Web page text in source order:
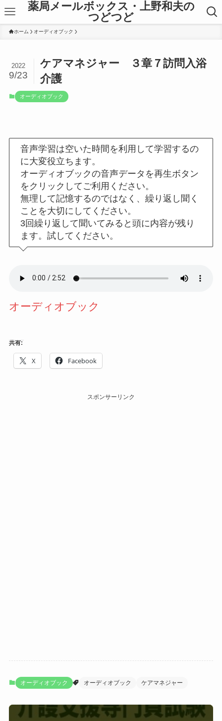
薬局メールボックス・上野和夫の
つどつど
ホーム オーディオブック
ケアマネジャー ３章７訪問入浴
介護
2022
9/23
オーディオブック
音声学習は空いた時間を利用して学習するの
に大変役立ちます。
オーディオブックの音声データを再生ボタン
をクリックしてご利用ください。
無理して記憶するのではなく、繰り返し聞く
ことを大切にしてください。
3回繰り返して聞いてみると頭に内容が残り
ます。試してください。
オーディオブック
共有:
X Facebook
スポンサーリンク
オーディオブック オーディオブック ケアマネジャー